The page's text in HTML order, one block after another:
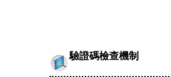
驗證碼檢查機制